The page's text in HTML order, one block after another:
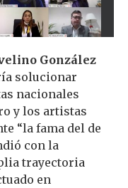
González
solucionar
nacionales
y los artistas
“la fama del de
con la
trayectoria
en